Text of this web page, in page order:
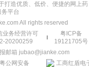
打造优质、低价、便捷的网上药
平台
All rights reserved
业务经营许可
20200259
粤ICP备
19121705号
邮箱 jubao@jianke.com